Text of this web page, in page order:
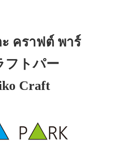
คราฟต์ พาร์
フトパー
Craft